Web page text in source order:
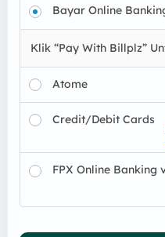
Bayar Online
Klik “Pay With Billplz”
Atome
Credit/Debit Cards
FPX Online Banking